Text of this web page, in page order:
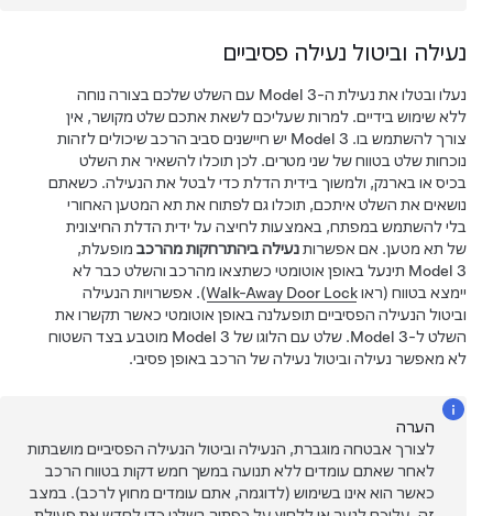
נעילה וביטול נעילה פסיביים
נעלו ובטלו את נעילת ה-Model 3עם השלט שלכם בצורה נוחה
ללא שימוש בידיים. למרות שעליכם לשאת אתכם שלט מקושר, אין
צורך להשתמש בו.Model 3יש חיישנים סביב הרכב שיכולים לזהות
נוכחות שלט בטווח שלשני מטרים. לכן תוכלו להשאיר את השלט
בכיס או בארנק, ולמשוך בידית הדלת כדי לבטל את הנעילה. כשאתם
נושאים את השלט איתכם, תוכלו גם לפתוח את תא המטען האחורי
בלי להשתמש במפתח, באמצעות לחיצה על ידית הדלת החיצונית
תא מטען. אם אפשרותנעילה ביהתרחקות מהרכבמופעלת,
Model 3תינעל באופן אוטומטי כשתצאו מהרכב והשלט כבר לא
יימצא בטווח (ראוWalk-Away Door Lock). אפשרויות הנעילה
וביטול הנעילה הפסיביים תופעלנה באופן אוטומטי כאשר תקשרו את
השלט ל-Model 3
.
שלט עם הלוגו של Model 3 מוטבע בצד השטוח
לא מאפשר נעילה וביטול נעילה של הרכב באופן פסיבי.
הערה
לצורך אבטחה מוגברת, הנעילה וביטול הנעילה הפסיביים מושבתות
לאחר שאתם עומדים ללא תנועה במשך חמש דקות בטווח הרכב
כאשר הוא אינו בשימוש (לדוגמה, אתם עומדים מחוץ לרכב). במצב